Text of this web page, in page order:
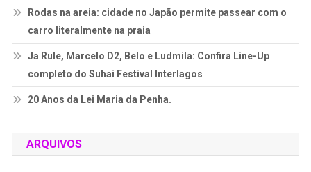
Rodas na areia: cidade no Japão permite passear com o
carro literalmente na praia
Ja Rule, Marcelo D2, Belo e Ludmila: Confira Line-Up
completo do Suhai Festival Interlagos
20 Anos da Lei Maria da Penha.
ARQUIVOS